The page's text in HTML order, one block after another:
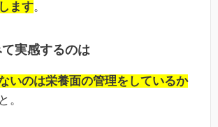
ます。
実感するのは
いのは栄養面の管理をしているか
。